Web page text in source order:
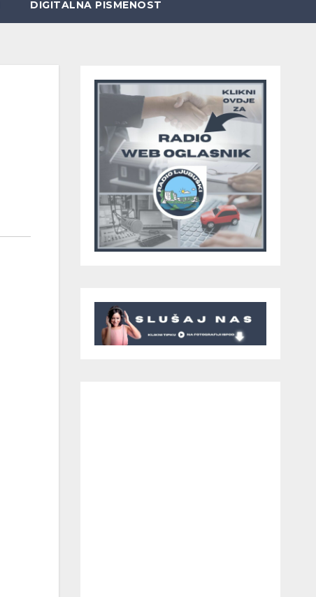
DIGITALNA PISMENOST